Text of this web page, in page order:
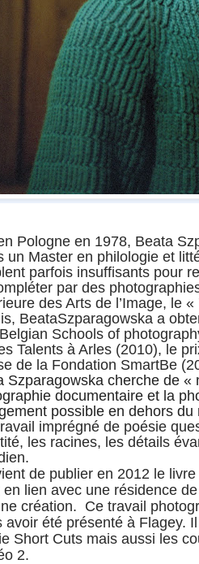
Pologne en 1978, Beata
un Master en philologie et
parfois insuffisants pour
par des
des Arts de l’Image, le
BeataSzparagowska a
Schools of
Talents à Arles (2010), le
de la Fondation SmartBe
Szparagowska cherche de
documentaire et la
possible en dehors
imprégné de poésie
les racines, les détails
de publier en 2012 le livre
en lien avec une résidence
création. Ce travail
avoir été présenté à Flagey.
Short Cuts mais aussi les
2.